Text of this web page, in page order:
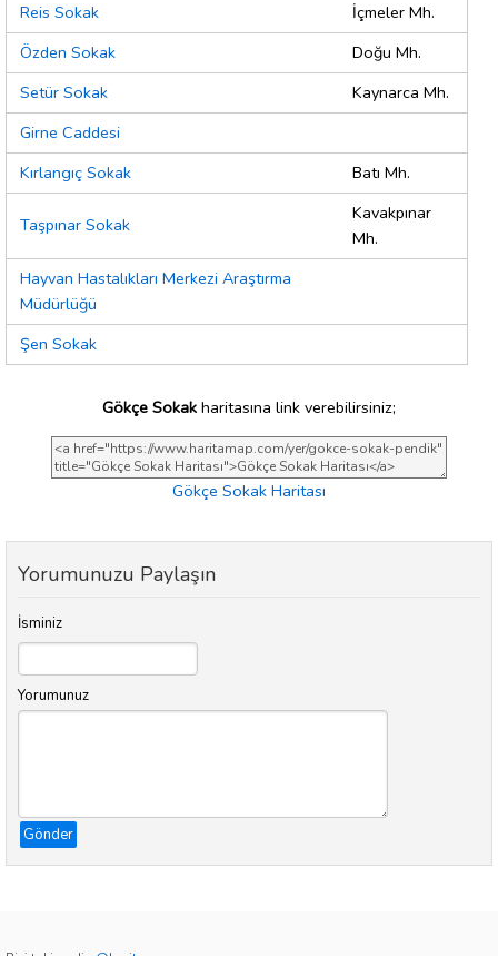
Reis Sokak
İçmeler Mh.
Özden Sokak
Doğu Mh.
Setür Sokak
Kaynarca Mh.
Girne Caddesi
Kırlangıç Sokak
Batı Mh.
Taşpınar Sokak
Kavakpınar
Mh.
Hayvan Hastalıkları Merkezi Araştırma
Müdürlüğü
Şen Sokak
Gökçe Sokak haritasına link verebilirsiniz;
Gökçe Sokak Haritası
Yorumunuzu Paylaşın
İsminiz
Yorumunuz
Gönder